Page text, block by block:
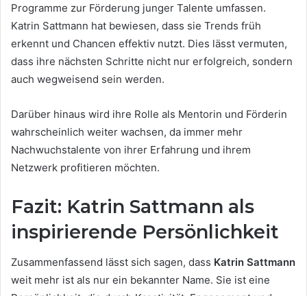
Programme zur Förderung junger Talente umfassen.
Katrin Sattmann hat bewiesen, dass sie Trends früh
erkennt und Chancen effektiv nutzt. Dies lässt vermuten,
dass ihre nächsten Schritte nicht nur erfolgreich, sondern
auch wegweisend sein werden.
Darüber hinaus wird ihre Rolle als Mentorin und Förderin
wahrscheinlich weiter wachsen, da immer mehr
Nachwuchstalente von ihrer Erfahrung und ihrem
Netzwerk profitieren möchten.
Fazit: Katrin Sattmann als
inspirierende Persönlichkeit
Zusammenfassend lässt sich sagen, dass Katrin Sattmann
weit mehr ist als nur ein bekannter Name. Sie ist eine